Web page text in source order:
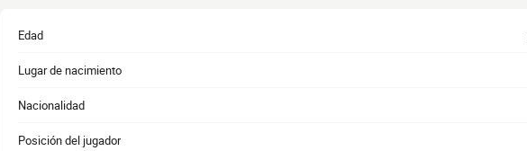
Edad
Lugar de nacimiento
Nacionalidad
Posición del jugador